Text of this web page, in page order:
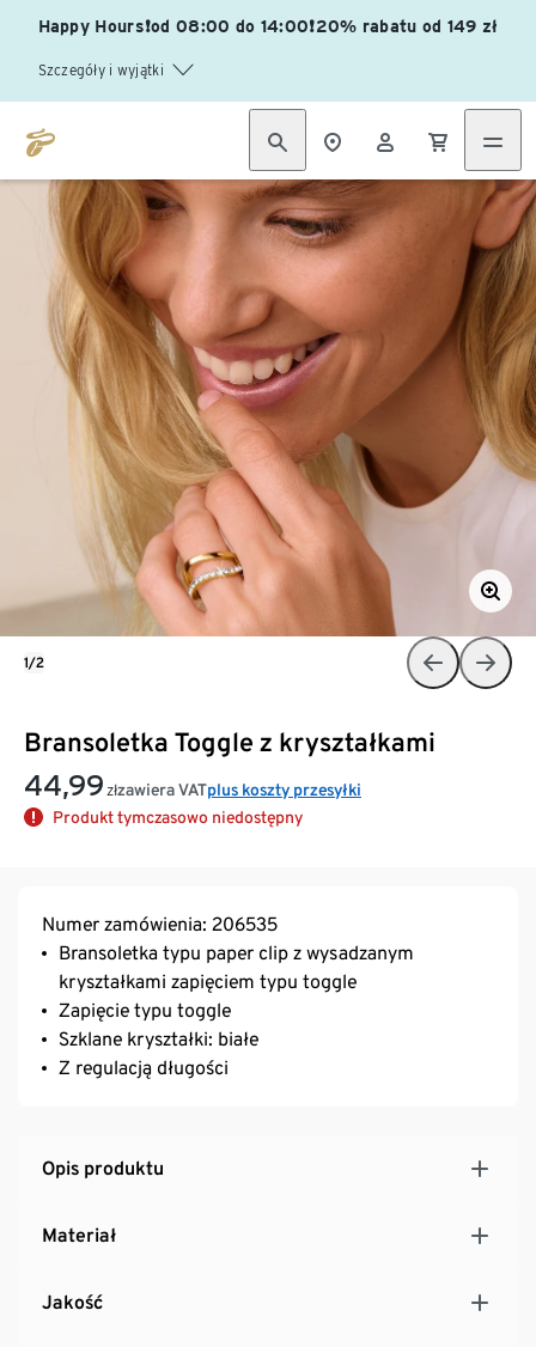
Happy Hours❗od 08:00 do 14:00❗20% rabatu od 149 zł
Szczegóły i wyjątki
Bransoletka Toggle z kryształkami
44,99 złzawiera VATplus koszty przesyłki
Produkt tymczasowo niedostępny
1/2
Numer zamówienia: 206535
Bransoletka typu paper clip z wysadzanym
kryształkami zapięciem typu toggle
Zapięcie typu toggle
Szklane kryształki: białe
Z regulacją długości
Opis produktu
Materiał
Jakość